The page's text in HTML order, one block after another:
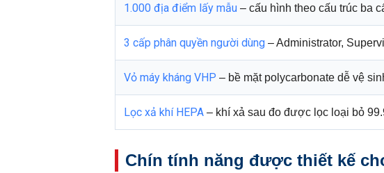
1.000 địa điểm lấy mẫu– cấu hình theo cấu trúc ba
3 cấp phân quyền người dùng– Administrator,
Vỏ máy kháng VHP – bề mặt polycarbonate dễ vệ
Lọc xả khí HEPA– khí xả sau đo được lọc loại bỏ
Chín tính năng được thiết kế